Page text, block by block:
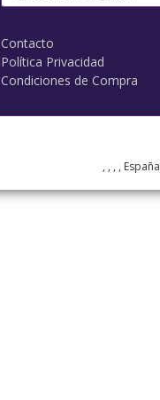
Contacto
Política Privacidad
Condiciones de Compra
, , , ,